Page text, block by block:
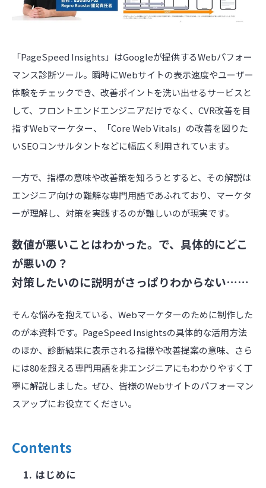
「PageSpeed Insights」はGoogleが提供するWebパフォー
マンス診断ツール。瞬時にWebサイトの表示速度やユーザー
体験をチェックでき、改善ポイントを洗い出せるサービスと
して、フロントエンドエンジニアだけでなく、CVR改善を目
指すWebマーケター、「Core Web Vitals」の改善を図りた
いSEOコンサルタントなどに幅広く利用されています。
一方で、指標の意味や改善策を知ろうとすると、その解説は
エンジニア向けの難解な専門用語であふれており、マーケタ
ーが理解し、対策を実践するのが難しいのが現実です。
数値が悪いことはわかった。で、具体的にどこ
が悪いの？
対策したいのに説明がさっぱりわからない……
そんな悩みを抱えている、Webマーケターのために制作した
のが本資料です。PageSpeed Insightsの具体的な活用方法
のほか、診断結果に表示される指標や改善提案の意味、さら
には80を超える専門用語を非エンジニアにもわかりやすく丁
寧に解説しました。ぜひ、皆様のWebサイトのパフォーマン
スアップにお役立てください。
Contents
はじめに